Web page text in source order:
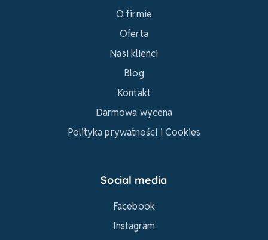
O firmie
Oferta
Nasi klienci
Blog
Kontakt
Darmowa wycena
Polityka prywatności i Cookies
Social media
Facebook
Instagram